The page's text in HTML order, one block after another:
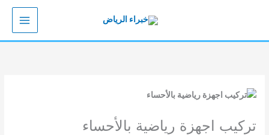
تركيب اجهزة رياضية بالأحساء